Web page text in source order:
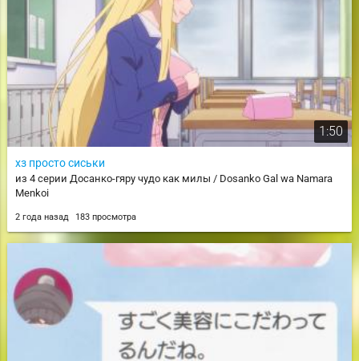
1:50
хз просто сиськи
из 4 серии Досанко-гяру чудо как милы / Dosanko Gal wa Namara
Menkoi
2 года назад 183 просмотра